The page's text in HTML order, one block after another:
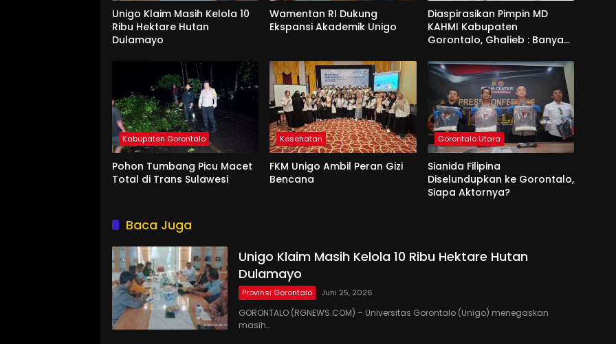
Unigo Klaim Masih Kelola 10
Ribu Hektare Hutan
Dulamayo
Wamentan RI Dukung
Ekspansi Akademik Unigo
Diaspirasikan Pimpin MD
KAHMI Kabupaten
Gorontalo, Ghalieb : Banyak
Kabupaten Gorontalo
Pohon Tumbang Picu Macet
Total di Trans Sulawesi
Kesehatan
FKM Unigo Ambil Peran Gizi
Bencana
Gorontalo Utara
Sianida Filipina
Diselundupkan ke Gorontalo,
Siapa Aktornya?
Baca Juga
Unigo Klaim Masih Kelola 10 Ribu Hektare Hutan
Dulamayo
Provinsi Gorontalo Juni 25, 2026
GORONTALO (RGNEWS.COM) – Universitas Gorontalo (Unigo) menegaskan
masih…